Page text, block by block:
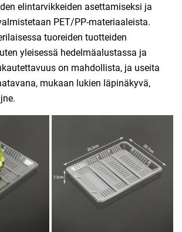
elintarvikkeiden asettamiseksi ja
PET/PP-materiaaleista.
tuoreiden tuotteiden
yleisessä hedelmäalustassa ja
on mahdollista, ja useita
mukaan lukien läpinäkyvä,